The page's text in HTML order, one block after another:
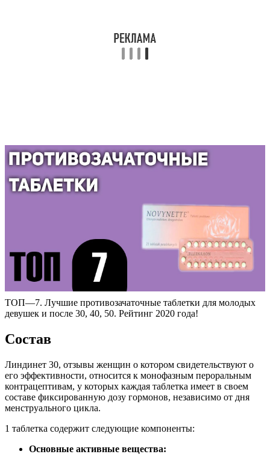
ТОП—7. Лучшие противозачаточные таблетки для молодых
девушек и после 30, 40, 50. Рейтинг 2020 года!
Состав
Линдинет 30, отзывы женщин о котором свидетельствуют о
его эффективности, относится к монофазным пероральным
контрацептивам, у которых каждая таблетка имеет в своем
составе фиксированную дозу гормонов, независимо от дня
менструального цикла.
1 таблетка содержит следующие компоненты:
Основные активные вещества: